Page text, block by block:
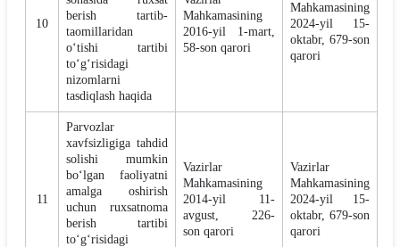
10
berish tartib-
taomillaridan
o‘tishi tartibi
to‘g‘risidagi
nizomlarni
tasdiqlash haqida
Mahkamasining
2016-yil 1-mart,
58-son qarori
Mahkamasining
2024-yil 15-
oktabr, 679-son
qarori
11
Parvozlar
xavfsizligiga tahdid
solishi mumkin
bo‘lgan faoliyatni
amalga oshirish
uchun ruxsatnoma
berish tartibi
to‘g‘risidagi
Vazirlar
Mahkamasining
2014-yil 11-
avgust, 226-
son qarori
Vazirlar
Mahkamasining
2024-yil 15-
oktabr, 679-son
qarori